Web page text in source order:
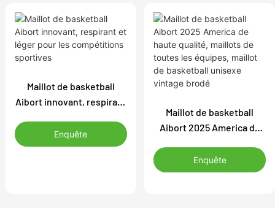
Maillot de basketball
Aibort innovant, respirant
compétitions sportives
Enquête
Maillot de basketball
Aibort 2025 America de
toutes les équipes,
maillot de basketball
Enquête